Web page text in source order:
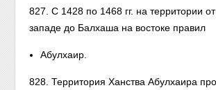
827. С 1428 по 1468 гг. на территории
западе до Балхаша на востоке правил
Абулхаир.
828. Территория Ханства Абулхаира